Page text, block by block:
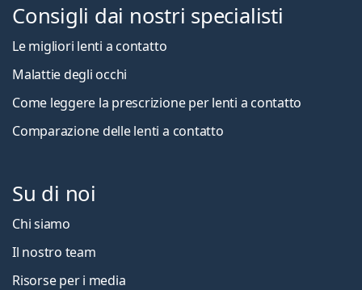
Consigli dai nostri specialisti
Le migliori lenti a contatto
Malattie degli occhi
Come leggere la prescrizione per lenti a contatto
Comparazione delle lenti a contatto
Su di noi
Chi siamo
Il nostro team
Risorse per i media